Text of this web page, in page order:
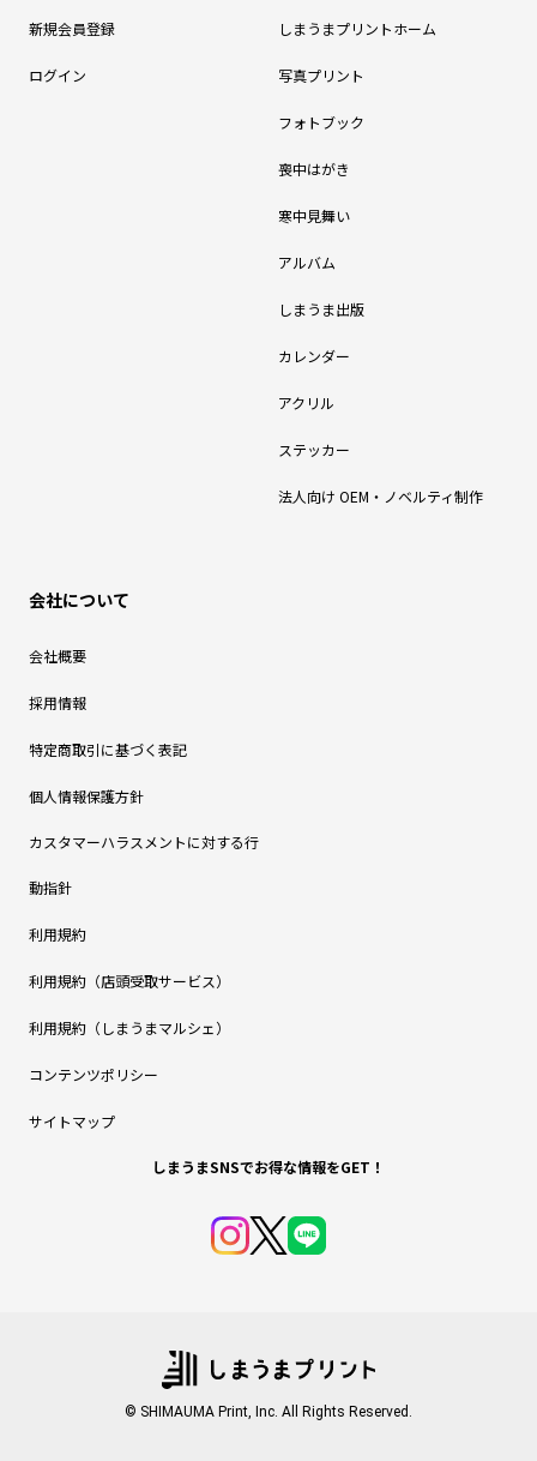
新規会員登録
ログイン
しまうまプリントホーム
写真プリント
フォトブック
喪中はがき
寒中見舞い
アルバム
しまうま出版
カレンダー
アクリル
ステッカー
法人向け OEM・ノベルティ制作
会社について
会社概要
採用情報
特定商取引に基づく表記
個人情報保護方針
カスタマーハラスメントに対する行
動指針
利用規約
利用規約（店頭受取サービス）
利用規約（しまうまマルシェ）
コンテンツポリシー
サイトマップ
しまうまSNSでお得な情報をGET！
© SHIMAUMA Print, Inc. All Rights Reserved.